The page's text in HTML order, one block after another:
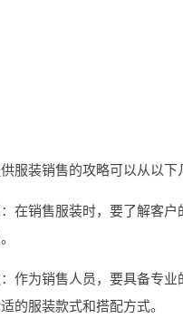
服装销售的攻略可以从以下
：在销售服装时，要了解客
作为销售人员，要具备专
的服装款式和搭配方式。